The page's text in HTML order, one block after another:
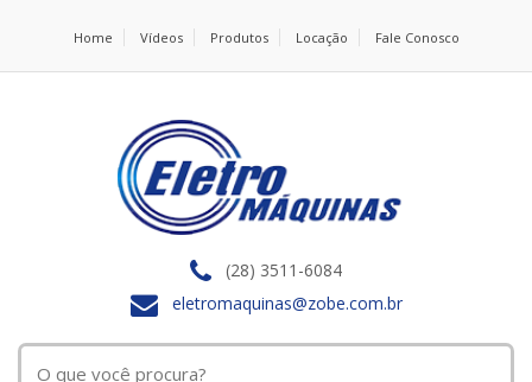
Home Vídeos Produtos Locação Fale Conosco
(28) 3511-6084
eletromaquinas@zobe.com.br